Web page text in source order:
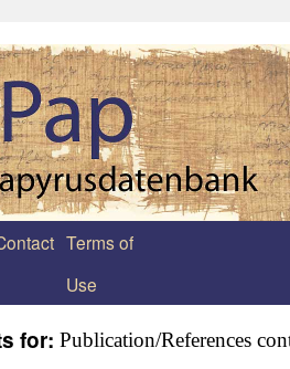
Terms of
Use
for: Publication/References